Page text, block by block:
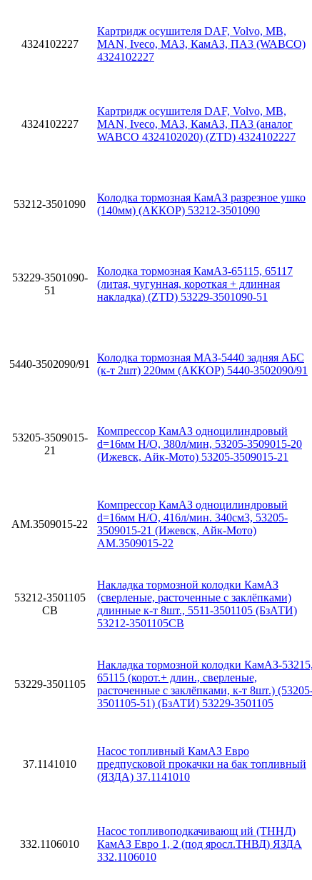
4324102227
Картридж осушителя DAF, Volvo, MB,
MAN, Iveco, МАЗ, КамАЗ, ПА3 (WABCO)
4324102227
4324102227
Картридж осушителя DAF, Volvo, MB,
MAN, Iveco, МАЗ, КамАЗ, ПА3 (аналог
WABCO 4324102020) (ZTD) 4324102227
53212-3501090
Колодка тормозная КамАЗ разрезное ушко
(140мм) (АККОР) 53212-3501090
53229-3501090-
51
Колодка тормозная КамАЗ-65115, 65117
(литая, чугунная, короткая + длинная
накладка) (ZTD) 53229-3501090-51
5440-3502090/91
Колодка тормозная МАЗ-5440 задняя АБС
(к-т 2шт) 220мм (АККОР) 5440-3502090/91
53205-3509015-
21
Компрессор КамАЗ одноцилиндровый
d=16мм Н/О, 380л/мин, 53205-3509015-20
(Ижевск, Айк-Мото) 53205-3509015-21
АМ.3509015-22
Компрессор КамАЗ одноцилиндровый
d=16мм Н/О, 416л/мин. 340см3, 53205-
3509015-21 (Ижевск, Айк-Мото)
АМ.3509015-22
53212-3501105
СВ
Накладка тормозной колодки КамАЗ
(сверленые, расточенные с заклёпками)
длинные к-т 8шт., 5511-3501105 (БзАТИ)
53212-3501105СВ
53229-3501105
Накладка тормозной колодки КамАЗ-53215,
65115 (корот.+ длин., сверленые,
расточенные с заклёпками, к-т 8шт.)
3501105-51) (БзАТИ) 53229-3501105
37.1141010
Насос топливный КамАЗ Евро
предпусковой прокачки на бак топливный
(ЯЗДА) 37.1141010
332.1106010
Насос топливоподкачивающ ий (ТННД)
КамАЗ Евро 1, 2 (под яросл.ТНВД) ЯЗДА
332.1106010